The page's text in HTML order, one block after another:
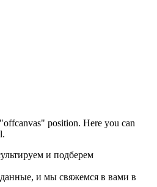
position. Here you can
ПРОФСНАБ
и подберем
и мы свяжемся в вами в